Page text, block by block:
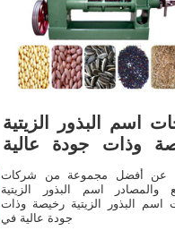
اسم البذور الزيتية
وذات جودة عالية
اسم البذور
عن أفضل مجموعة من شركات
والمصادر اسم البذور الزيتية
اسم البذور الزيتية رخيصة وذات
جودة عالية في